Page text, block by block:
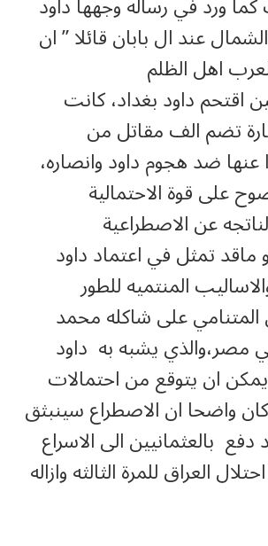
عند ال بابان قائلا ” ان
اهل الظلم
اقتحم داود بغداد، كانت
تضم الف مقاتل من
عنها ضد هجوم داود وانصاره،
على قوة الاحتمالية
عن الاصطراعية
ماقد تمثل في اعتماد داود
المنتميه للطور
المتنامي على شاكله محمد
مصر،والذي يشبه به داود
مايمكن ان يتوقع من احتمالات
واضحا ان الاصطراع سينبثق
بالعثمانيين الى الاسراع
العراق للمرة الثالثه وازاله